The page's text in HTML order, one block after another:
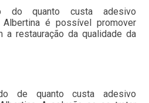
do quanto custa adesivo
é possível promover
a restauração da qualidade da
de quanto custa adesivo